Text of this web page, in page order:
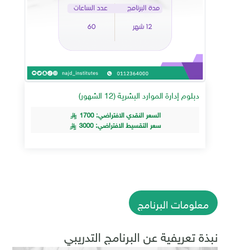
دبلوم إدارة الموارد البشرية (12 الشهور)
السعر النقدي الافتراضي: 1700
سعر التقسيط الافتراضي: 3000
معلومات البرنامج
نبذة تعريفية عن البرنامج التدريبي